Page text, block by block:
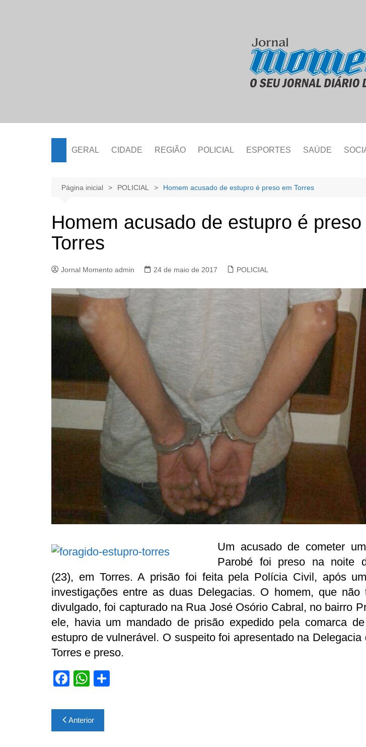
GERAL CIDADE REGIÃO POLICIAL ESPORTES SAÚDE
Página inicial POLICIAL Homem acusado de estupro é preso em Torres
Homem acusado de estupro é preso
Torres
Jornal Momento admin 24 de maio de 2017 POLICIAL
Um acusado de cometer
Parobé foi preso na noite
(23), em Torres. A prisão foi feita pela Polícia Civil, após
investigações entre as duas Delegacias. O homem, que não
divulgado, foi capturado na Rua José Osório Cabral, no bairro
ele, havia um mandado de prisão expedido pela comarca
estupro de vulnerável. O suspeito foi apresentado na
Torres e preso.
F
c
e
W
at
s
Navegação
de
Anterior